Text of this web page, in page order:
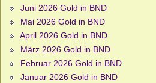
Juni 2026 Gold in BND
Mai 2026 Gold in BND
April 2026 Gold in BND
März 2026 Gold in BND
Februar 2026 Gold in BND
Januar 2026 Gold in BND